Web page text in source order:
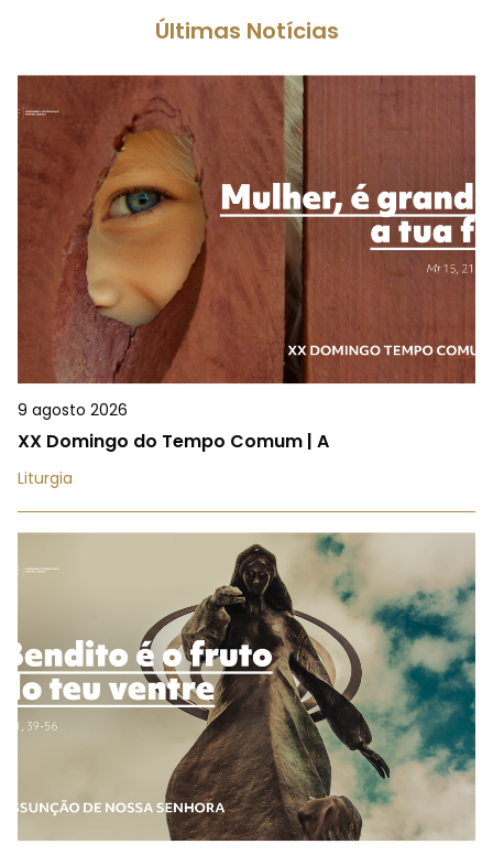
Últimas Notícias
9 agosto 2026
XX Domingo do Tempo Comum | A
Liturgia